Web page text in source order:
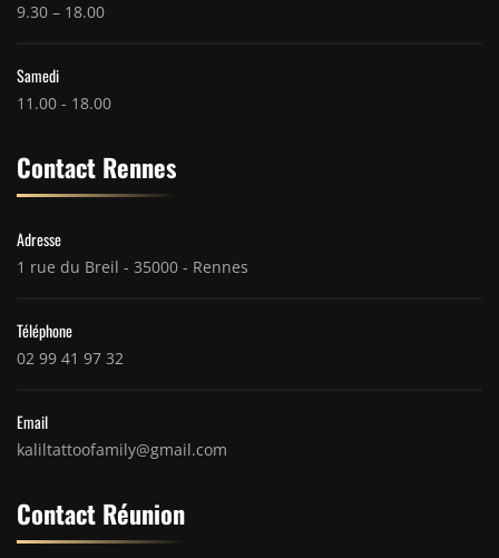
9.30 – 18.00
Samedi
11.00 - 18.00
Contact Rennes
Adresse
1 rue du Breil - 35000 - Rennes
Téléphone
02 99 41 97 32
Email
kaliltattoofamily@gmail.com
Contact Réunion